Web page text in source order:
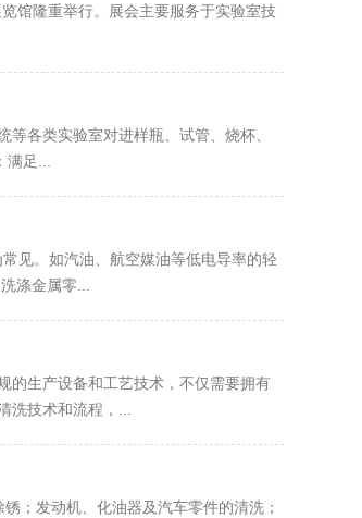
馆隆重举行。展会主要服务于实验室技
各类实验室对进样瓶、试管、烧杯、
足...
见。如汽油、航空媒油等低电导率的轻
涤金属零...
的生产设备和工艺技术，不仅需要拥有
技术和流程，...
；发动机、化油器及汽车零件的清洗；